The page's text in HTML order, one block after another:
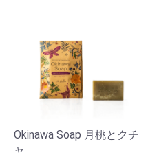
Okinawa Soap 月桃とクチ
ャ